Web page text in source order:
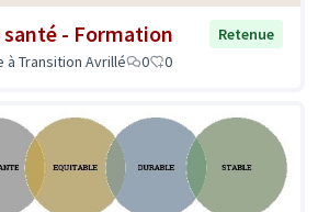
santé - Formation
Retenue
Transition Avrillé
0 0